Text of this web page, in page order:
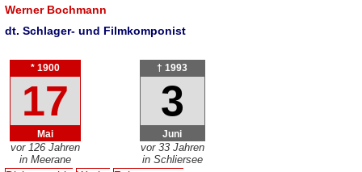
Werner Bochmann
dt. Schlager- und Filmkomponist
* 1900
17
Mai
vor 126 Jahren
in Meerane
† 1993
3
Juni
vor 33 Jahren
in Schliersee